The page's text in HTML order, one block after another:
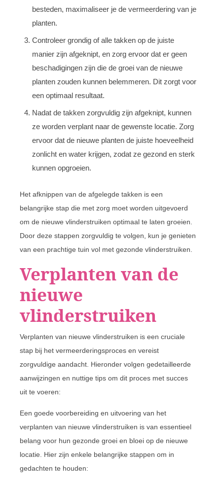
besteden, maximaliseer je de vermeerdering van je
planten.
Controleer grondig of alle takken op de juiste
manier zijn afgeknipt, en zorg ervoor dat er geen
beschadigingen zijn die de groei van de nieuwe
planten zouden kunnen belemmeren. Dit zorgt voor
een optimaal resultaat.
Nadat de takken zorgvuldig zijn afgeknipt, kunnen
ze worden verplant naar de gewenste locatie. Zorg
ervoor dat de nieuwe planten de juiste hoeveelheid
zonlicht en water krijgen, zodat ze gezond en sterk
kunnen opgroeien.
Het afknippen van de afgelegde takken is een
belangrijke stap die met zorg moet worden uitgevoerd
om de nieuwe vlinderstruiken optimaal te laten groeien.
Door deze stappen zorgvuldig te volgen, kun je genieten
van een prachtige tuin vol met gezonde vlinderstruiken.
Verplanten van de
nieuwe
vlinderstruiken
Verplanten van nieuwe vlinderstruiken is een cruciale
stap bij het vermeerderingsproces en vereist
zorgvuldige aandacht. Hieronder volgen gedetailleerde
aanwijzingen en nuttige tips om dit proces met succes
uit te voeren:
Een goede voorbereiding en uitvoering van het
verplanten van nieuwe vlinderstruiken is van essentieel
belang voor hun gezonde groei en bloei op de nieuwe
locatie. Hier zijn enkele belangrijke stappen om in
gedachten te houden: